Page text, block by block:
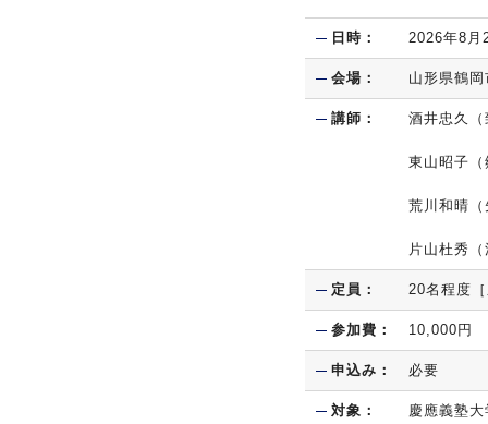
日時： 2026年8
会場： 山形県鶴岡
講師： 酒井忠久
東山昭子
荒川和晴
片山杜秀
定員： 20名程度
参加費： 10,000円
申込み： 必要
対象： 慶應義塾